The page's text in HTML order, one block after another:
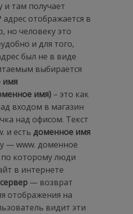
и там получает
отображается в
но человеку это
и для того,
был не в виде
выбирается
имя
имя) – это как
входом в магазин
над офисом. Текст
и есть доменное имя
— www. доменное
по которому люди
в интернете
— возврат
отображения на
видит эти